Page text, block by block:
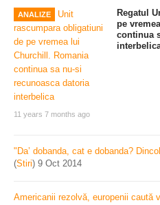
ANALIZE
11 years 7 months ago
Regatul
pe
continua
"Da’ dobanda, cat e dobanda?
(Stiri) 9 Oct 2014
Americanii rezolvă, europenii caută